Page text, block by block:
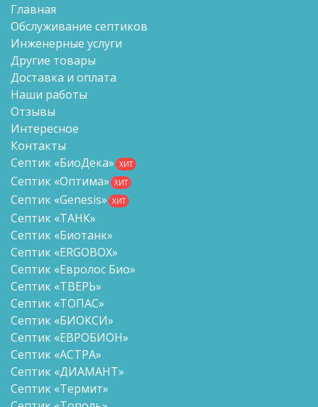
Главная
Обслуживание септиков
Инженерные услуги
Другие товары
Доставка и оплата
Наши работы
Отзывы
Интересное
Контакты
Септик «БиоДека» ХИТ
Септик «Оптима» ХИТ
Септик «Genesis» ХИТ
Септик «ТАНК»
Септик «Биотанк»
Септик «ERGOBOX»
Септик «Евролос Био»
Септик «ТВЕРЬ»
Септик «ТОПАС»
Септик «БИОКСИ»
Септик «ЕВРОБИОН»
Септик «АСТРА»
Септик «ДИАМАНТ»
Септик «Термит»